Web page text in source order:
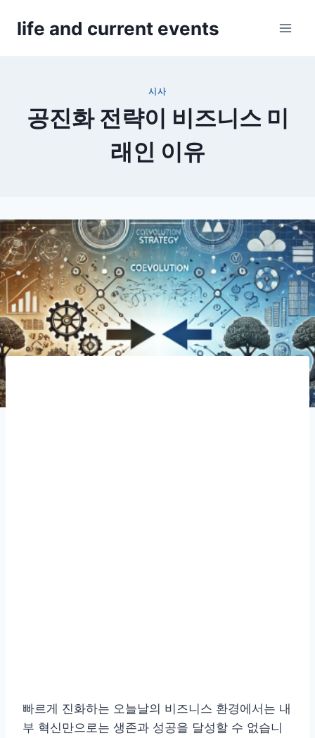
life and current events
시사
공진화 전략이 비즈니스 미
래인 이유
빠르게 진화하는 오늘날의 비즈니스 환경에서는 내
부 혁신만으로는 생존과 성공을 달성할 수 없습니